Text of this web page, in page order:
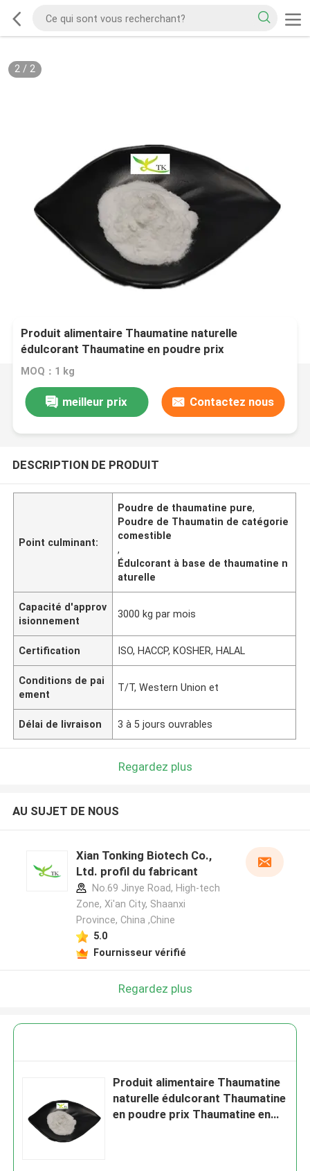
2/ 2
Produit alimentaire Thaumatine naturelle
édulcorant Thaumatine en poudre prix
Thaumatine en poudre pure
MOQ：1 kg
meilleur prix Contactez nous
DESCRIPTION DE PRODUIT
Point culminant:
Poudre de thaumatine pure,
Poudre de Thaumatin de catégorie
comestible
,
Édulcorant à base de thaumatine n
aturelle
Capacité d'approv
isionnement
3000 kg par mois
Certification ISO, HACCP, KOSHER, HALAL
Conditions de pai
ement
T/T, Western Union et
Délai de livraison 3 à 5 jours ouvrables
Regardez plus
AU SUJET DE NOUS
Xian Tonking Biotech Co.,
Ltd. profil du fabricant
No.69 Jinye Road, High-tech
Zone, Xi'an City, Shaanxi
Province, China ,Chine
5.0
Fournisseur vérifié
Regardez plus
Produit alimentaire Thaumatine
naturelle édulcorant Thaumatine
en poudre prix Thaumatine en